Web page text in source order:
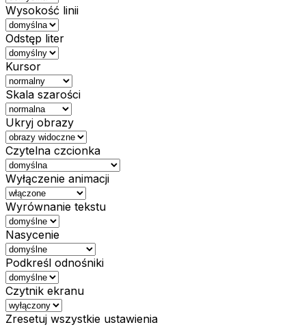
Wysokość linii
Odstęp liter
Kursor
Skala szarości
Ukryj obrazy
Czytelna czcionka
Wyłączenie animacji
Wyrównanie tekstu
Nasycenie
Podkreśl odnośniki
Czytnik ekranu
Zresetuj wszystkie ustawienia